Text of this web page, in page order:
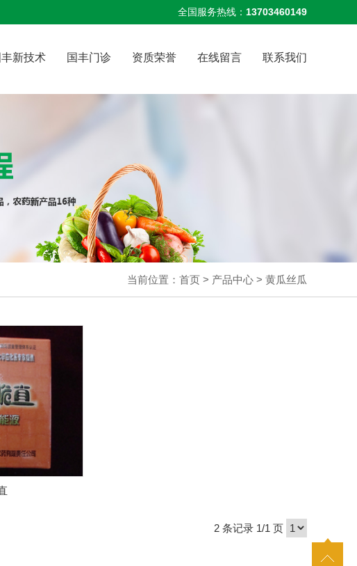
全国服务热线： 13703460149
丰新技术 国丰门诊 资质荣誉 在线留言 联系我们
当前位置： 首页 > 产品中心 > 黄瓜丝瓜
2 条记录 1/1 页